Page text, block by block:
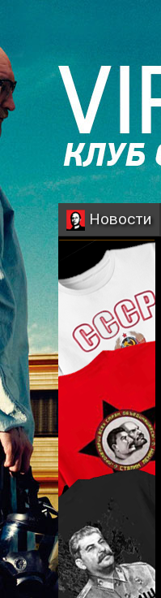
Новости